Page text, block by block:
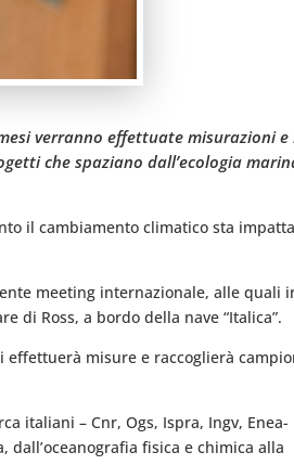
verranno effettuate misurazioni
che spaziano dall’ecologia
il cambiamento climatico sta
meeting internazionale, alle quali
di Ross, a bordo della nave “Italica”.
effettuerà misure e raccoglierà
italiani – Cnr, Ogs, Ispra, Ingv, Enea-
fisica e chimica alla